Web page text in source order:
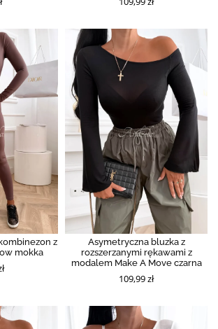
z
mokka
Asymetryczna bluzka z
rozszerzanymi rękawami z
modalem Make A Move czarna
109,99 zł